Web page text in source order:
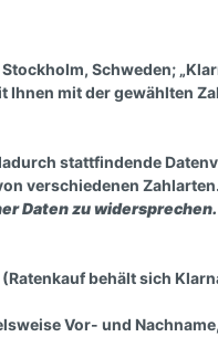
Schweden;
mit der gewählten
stattfindende
verschiedenen Zahlarten.
Daten zu widersprechen.
behält sich
Vor- und